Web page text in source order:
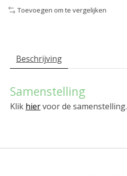
Toevoegen om te vergelijken
Beschrijving
Samenstelling
Klik hiervoor de samenstelling.